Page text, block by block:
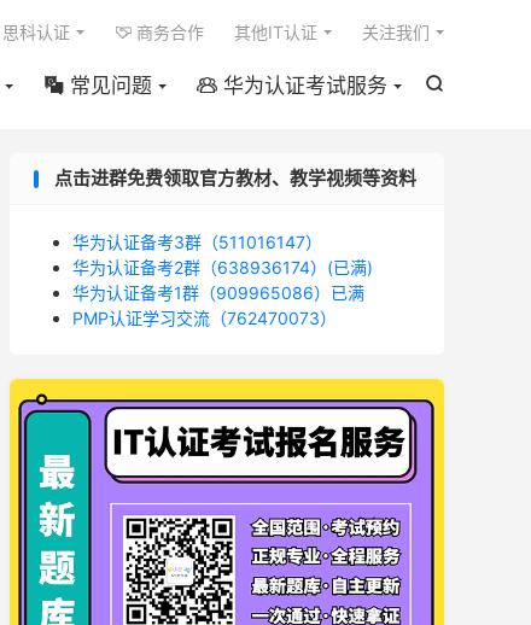

 常见问题  华为认证考试服务
思科认证  商务合作 其他IT认证 关注我们
点击进群免费领取官方教材、教学视频等资料
华为认证备考3群（511016147）
华为认证备考2群（638936174）(已满)
华为认证备考1群（909965086）已满
PMP认证学习交流（762470073）